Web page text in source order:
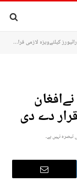
کیلئےویزہ لازمی قرار دے دی
دے دی
تبصرہ نہیں ہے۔